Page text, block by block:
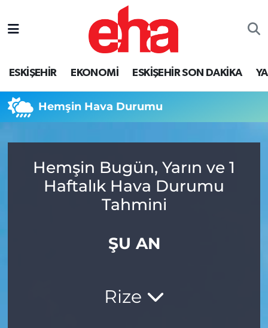
ESKİŞEHİR EKONOMİ ESKİŞEHİR SON DAKİKA
Hemşin Hava Durumu
Hemşin Bugün, Yarın ve 1
Haftalık Hava Durumu
Tahmini
ŞU AN
Rize